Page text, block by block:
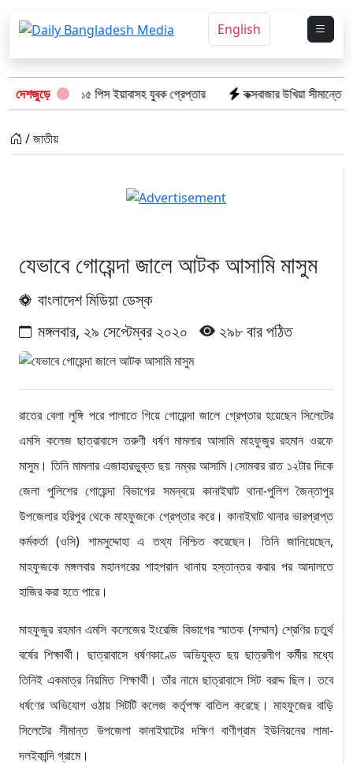
English
দেশজুড়ে
অভিযানে: ১৫ পিস ইয়াবাসহ যুবক গ্রেপ্তার কক্সবাজার উখিয়া সীমান্তে
/ জাতীয়
যেভাবে গোয়েন্দা জালে আটক আসামি মাসুম
বাংলাদেশ মিডিয়া ডেস্ক
মঙ্গলবার, ২৯ সেপ্টেম্বর ২০২০
২৯৮ বার পঠিত
রাতের বেলা লুঙ্গি পরে পালাতে গিয়ে গোয়েন্দা জালে গ্রেপ্তার হয়েছেন সিলেটের
এমসি কলেজ ছাত্রাবাসে তরুণী ধর্ষণ মামলার আসামি মাহফুজুর রহমান ওরফে
মাসুম। তিনি মামলার এজাহারভুক্ত ছয় নম্বর আসামি।সোমবার রাত ১২টার দিকে
জেলা পুলিশের গোয়েন্দা বিভাগের সমন্বয়ে কানাইঘাট থানা-পুলিশ জৈন্তাপুর
উপজেলার হরিপুর থেকে মাহফুজকে গ্রেপ্তার করে। কানাইঘাট থানার ভারপ্রাপ্ত
কর্মকর্তা (ওসি) শামসুদ্দোহা এ তথ্য নিশ্চিত করেছেন। তিনি জানিয়েছেন,
মাহফুজকে মঙ্গলবার মহানগরের শাহপরান থানায় হস্তান্তর করার পর আদালতে
হাজির করা হতে পারে।
মাহফুজুর রহমান এমসি কলেজের ইংরেজি বিভাগের স্মাতক (সম্মান) শ্রেণির চতুর্থ
বর্ষের শিক্ষার্থী। ছাত্রাবাসে ধর্ষণকাণ্ডে অভিযুক্ত ছয় ছাত্রলীগ কর্মীর মধ্যে
তিনিই একমাত্র নিয়মিত শিক্ষার্থী। তাঁর নামে ছাত্রাবাসে সিট বরাদ্দ ছিল। তবে
ধর্ষণের অভিযোগ ওঠায় সিটটি কলেজ কর্তৃপক্ষ বাতিল করেছে। মাহফুজের বাড়ি
সিলেটের সীমান্ত উপজেলা কানাইঘাটের দক্ষিণ বাণীগ্রাম ইউনিয়নের লামা-
দলইকান্দি গ্রামে।